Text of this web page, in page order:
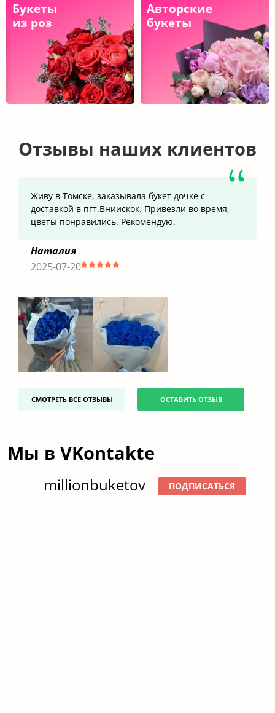
Букеты
из роз
Авторские
букеты
Отзывы наших клиентов
Живу в Томске, заказывала букет дочке с
доставкой в пгт.Вниискок. Привезли во время,
цветы понравились. Рекомендую.
Наталия
2025-07-20
СМОТРЕТЬ ВСЕ ОТЗЫВЫ ОСТАВИТЬ ОТЗЫВ
Мы в VKontakte
millionbuketov ПОДПИСАТЬСЯ